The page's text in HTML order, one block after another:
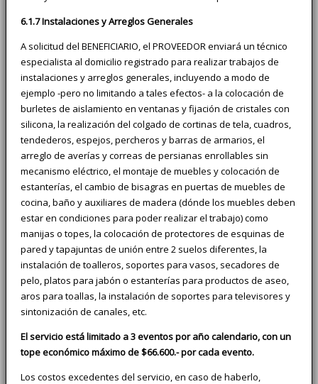
6.1.7 Instalaciones y Arreglos Generales
A solicitud del BENEFICIARIO, el PROVEEDOR enviará un técnico
especialista al domicilio registrado para realizar trabajos de
instalaciones y arreglos generales, incluyendo a modo de
ejemplo -pero no limitando a tales efectos- a la colocación de
burletes de aislamiento en ventanas y fijación de cristales con
silicona, la realización del colgado de cortinas de tela, cuadros,
tendederos, espejos, percheros y barras de armarios, el
arreglo de averías y correas de persianas enrollables sin
mecanismo eléctrico, el montaje de muebles y colocación de
estanterías, el cambio de bisagras en puertas de muebles de
cocina, baño y auxiliares de madera (dónde los muebles deben
estar en condiciones para poder realizar el trabajo) como
manijas o topes, la colocación de protectores de esquinas de
pared y tapajuntas de unión entre 2 suelos diferentes, la
instalación de toalleros, soportes para vasos, secadores de
pelo, platos para jabón o estanterías para productos de aseo,
aros para toallas, la instalación de soportes para televisores y
sintonización de canales, etc.
El servicio está limitado a 3 eventos por año calendario, con un
tope económico máximo de $66.600.- por cada evento.
Los costos excedentes del servicio, en caso de haberlo,